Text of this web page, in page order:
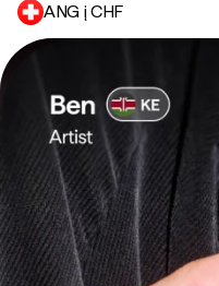
ANG į CHF